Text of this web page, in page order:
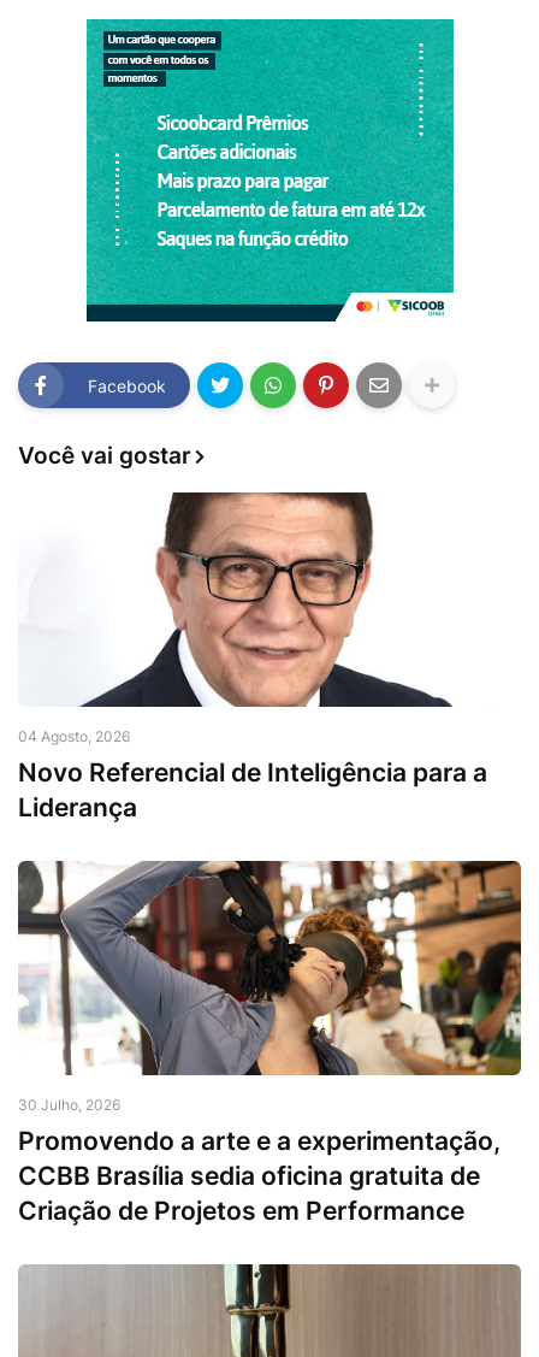
Facebook
Você vai gostar
04 Agosto, 2026
Novo Referencial de Inteligência para a
Liderança
30 Julho, 2026
Promovendo a arte e a experimentação,
CCBB Brasília sedia oficina gratuita de
Criação de Projetos em Performance